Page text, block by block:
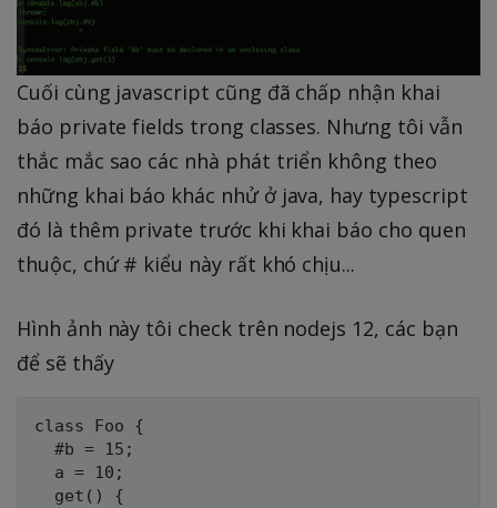
Cuối cùng javascript cũng đã chấp nhận khai
báo private fields trong classes. Nhưng tôi vẫn
thắc mắc sao các nhà phát triển không theo
những khai báo khác nhử ở java, hay typescript
đó là thêm private trước khi khai báo cho quen
thuộc, chứ # kiểu này rất khó chịu...
Hình ảnh này tôi check trên nodejs 12, các bạn
để sẽ thấy
class Foo {
  #b = 15;
  a = 10;
  get() {